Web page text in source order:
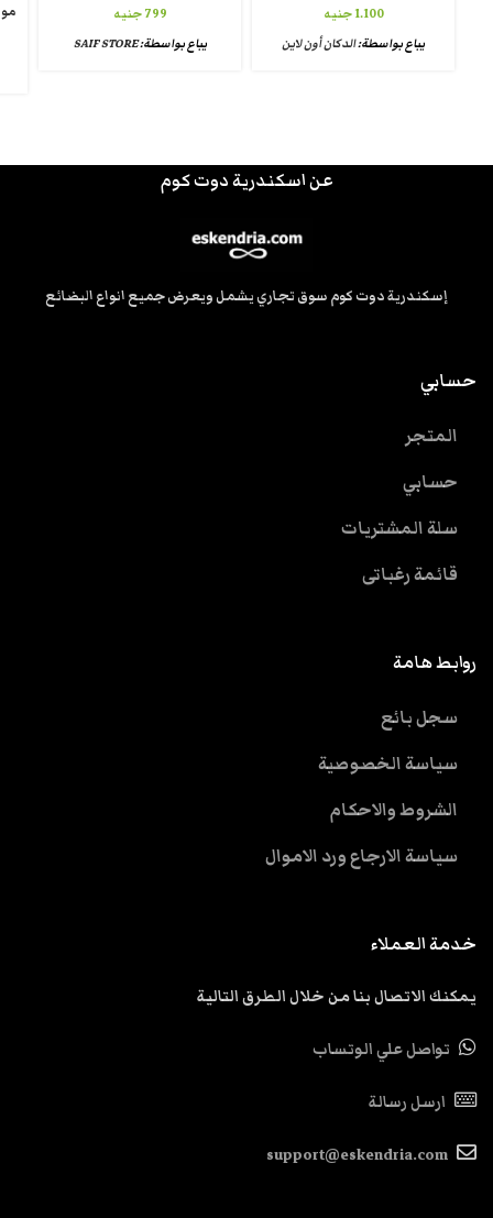
1.100 جنيه
يباع بواسطة:الدكان أون لاين
799 جنيه
يباع بواسطة:SAIF STORE
عن اسكندرية دوت كوم
إسكندرية دوت كوم سوق تجاري يشمل ويعرض جميع انواع البضائع
حسابي
المتجر
حسابي
سلة المشتريات
قائمة رغباتى
روابط هامة
سجل بائع
سياسة الخصوصية
الشروط والاحكام
سياسة الارجاع ورد الاموال
خدمة العملاء
يمكنك الاتصال بنا من خلال الطرق التالية
تواصل علي الوتساب
ارسل رسالة
support@eskendria.com